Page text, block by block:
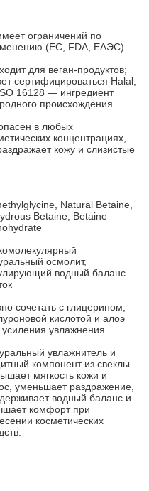
ограничений по
(ЕС, FDA, ЕАЭС)
для веган-продуктов;
сертифицироваться Halal;
16128 — ингредиент
происхождения
в любых
концентрациях,
кожу и слизистые
Natural Betaine,
Betaine, Betaine
осмолит,
водный баланс
сочетать с глицерином,
кислотой и алоэ
усиления увлажнения
увлажнитель и
компонент из свеклы.
мягкость кожи и
уменьшает раздражение,
водный баланс и
комфорт при
косметических